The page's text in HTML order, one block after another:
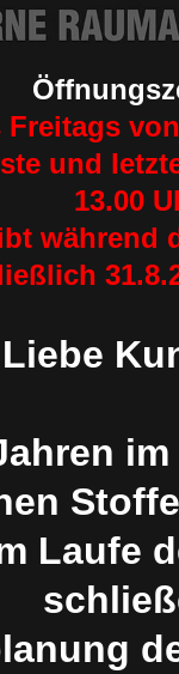
und
13.00
während
Liebe
Laufe